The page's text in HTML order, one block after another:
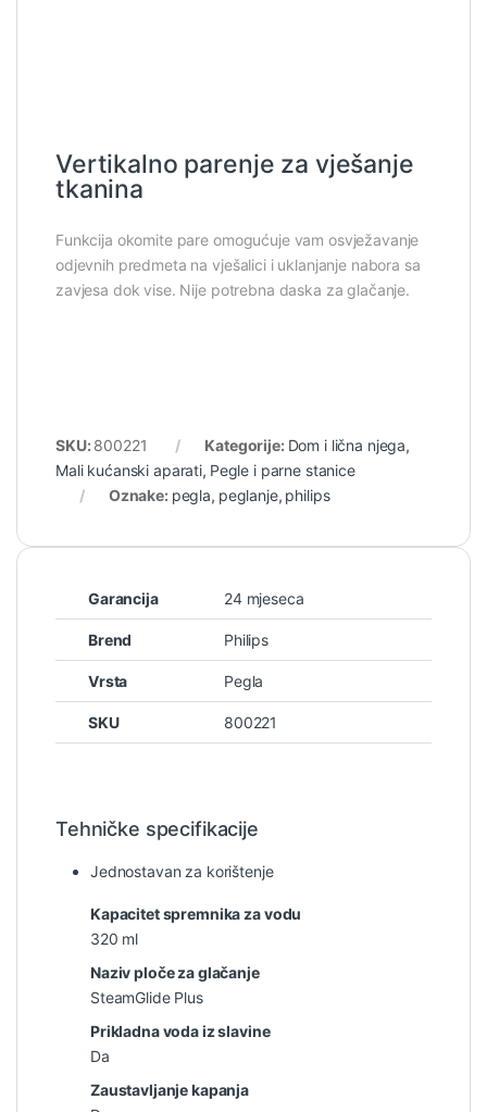
Vertikalno parenje za vješanje
tkanina
Funkcija okomite pare omogućuje vam osvježavanje
odjevnih predmeta na vješalici i uklanjanje nabora sa
zavjesa dok vise. Nije potrebna daska za glačanje.
SKU: 800221 Kategorije: Dom i lična njega,
Mali kućanski aparati, Pegle i parne stanice
Oznake: pegla, peglanje, philips
Garancija 24 mjeseca
Brend Philips
Vrsta Pegla
SKU 800221
Tehničke specifikacije
Jednostavan za korištenje
Kapacitet spremnika za vodu
320 ml
Naziv ploče za glačanje
SteamGlide Plus
Prikladna voda iz slavine
Da
Zaustavljanje kapanja